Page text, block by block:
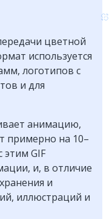
цветной
используется
логотипов с
и для
анимацию,
примерно на 10–
GIF
и, в отличие
и
иллюстраций и